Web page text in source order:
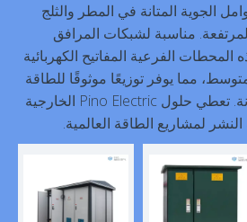
الجوية المتانة في المطر والثلج
مناسبة لشبكات المرافق
المحطات الفرعية المفاتيح الكهربائية
مما يوفر توزيعًا موثوقًا للطاقة
مع الحد الأدنى من الصيانة. تعطي حلول Pino Electric الخارجية
لمشاريع الطاقة العالمية.